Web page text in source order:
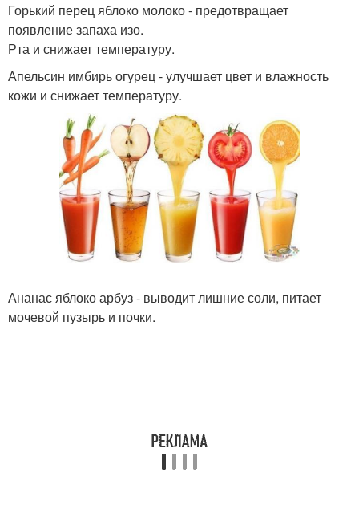
Горький перец яблоко молоко - предотвращает
появление запаха изо.
Рта и снижает температуру.
Апельсин имбирь огурец - улучшает цвет и влажность
кожи и снижает температуру.
Ананас яблоко арбуз - выводит лишние соли, питает
мочевой пузырь и почки.